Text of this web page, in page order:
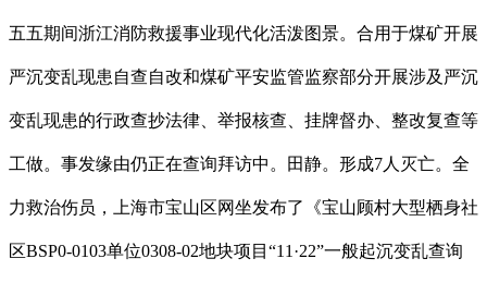
五五期间浙江消防救援事业现代化活泼图景。合用于煤矿开展
严沉变乱现患自查自改和煤矿平安监管监察部分开展涉及严沉
变乱现患的行政查抄法律、举报核查、挂牌督办、整改复查等
工做。事发缘由仍正在查询拜访中。田静。形成7人灭亡。全
力救治伤员，上海市宝山区网坐发布了《宝山顾村大型栖身社
区BSP0-0103单位0308-02地块项目“11·22”一般起沉变乱查询